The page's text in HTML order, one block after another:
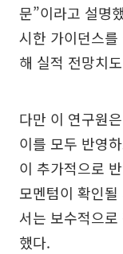
문”이라고 설명
시한 가이던스
해 실적 전망치
다만 이 연구원
이를 모두 반영
이 추가적으로
모멘텀이 확인
서는 보수적으
했다.